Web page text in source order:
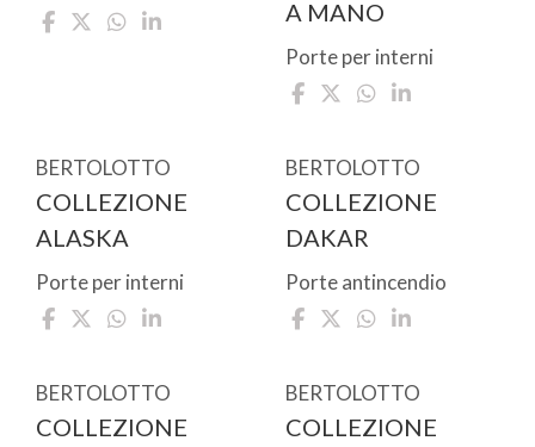
A MANO
Porte per interni
BERTOLOTTO
COLLEZIONE
ALASKA
Porte per interni
BERTOLOTTO
COLLEZIONE
DAKAR
Porte antincendio
BERTOLOTTO
COLLEZIONE
BERTOLOTTO
COLLEZIONE